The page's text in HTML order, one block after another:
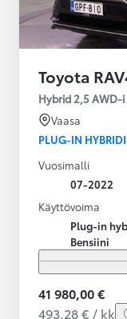
Toyota
Hybrid 2,5 AWD-
Vaasa
PLUG-IN HYBRIDI
Vuosimalli
07-2022
Käyttövoima
Plug-in
Bensiini
41 980,00 €
493,28 € / kk